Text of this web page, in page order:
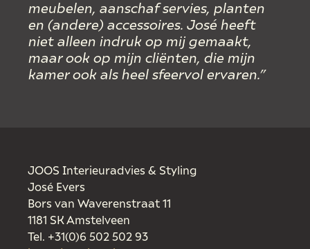
meubelen, aanschaf servies, planten
en (andere) accessoires. José heeft
niet alleen indruk op mij gemaakt,
maar ook op mijn cliënten, die mijn
kamer ook als heel sfeervol ervaren.”
JOOS Interieuradvies & Styling
José Evers
Bors van Waverenstraat 11
1181 SK Amstelveen
Tel. +31(0)6 502 502 93